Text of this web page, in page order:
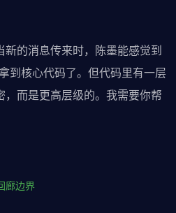
的消息传来时，陈墨能感觉到
到核心代码了。但代码里有一层
而是更高层级的。我需要你帮
廊边界